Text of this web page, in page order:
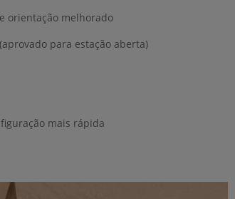
orientação melhorado
para estação aberta)
mais rápida